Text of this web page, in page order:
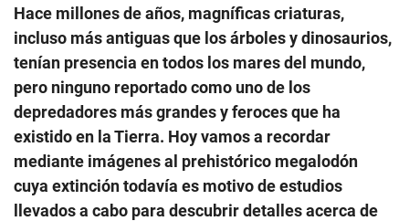
Hace millones de años, magníficas criaturas,
incluso más antiguas que los árboles y dinosaurios,
tenían presencia en todos los mares del mundo,
pero ninguno reportado como uno de los
depredadores más grandes y feroces que ha
existido en la Tierra. Hoy vamos a recordar
mediante imágenes al prehistórico megalodón
cuya extinción todavía es motivo de estudios
llevados a cabo para descubrir detalles acerca de